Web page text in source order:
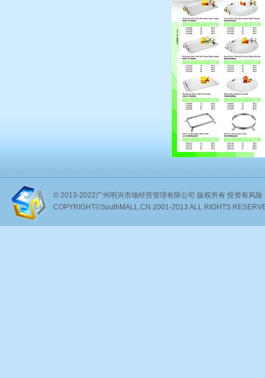
© 2013-2022广州明兴市场经营管理有限公司 版权所有 投资有风
COPYRIGHT©SouthMALL.CN 2001-2013 ALL RIGHTS